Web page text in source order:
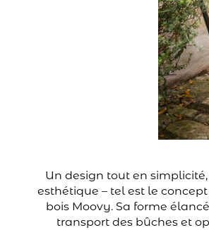
Un design tout en
esthétique – tel est le
bois Moovy. Sa forme
transport des bûches et